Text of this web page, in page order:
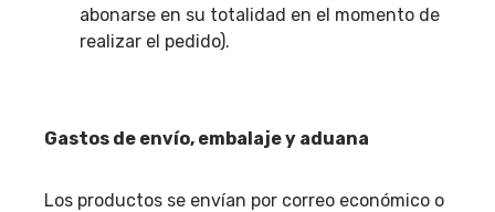
abonarse en su totalidad en el momento de
realizar el pedido).
Gastos de envío, embalaje y aduana
Los productos se envían por correo económico o